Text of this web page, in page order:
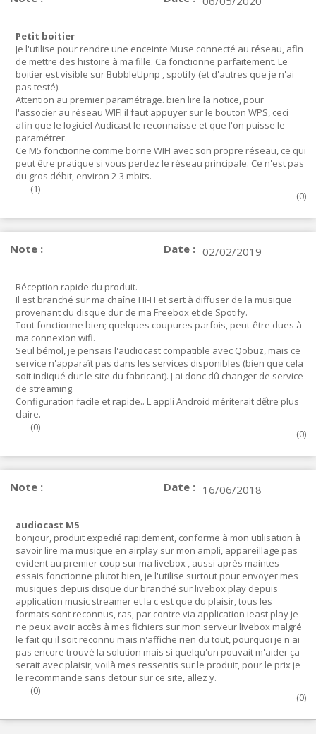
Petit boitier
Je l'utilise pour rendre une enceinte Muse connecté au réseau, afin
de mettre des histoire à ma fille. Ca fonctionne parfaitement. Le
boitier est visible sur BubbleUpnp , spotify (et d'autres que je n'ai
pas testé).
Attention au premier paramétrage. bien lire la notice, pour
l'associer au réseau WIFI il faut appuyer sur le bouton WPS, ceci
afin que le logiciel Audicast le reconnaisse et que l'on puisse le
paramétrer.
Ce M5 fonctionne comme borne WIFI avec son propre réseau, ce qui
peut être pratique si vous perdez le réseau principale. Ce n'est pas
du gros débit, environ 2-3 mbits.
(1)
(0)
Note : Date : 02/02/2019
Réception rapide du produit.
Il est branché sur ma chaîne HI-FI et sert à diffuser de la musique
provenant du disque dur de ma Freebox et de Spotify.
Tout fonctionne bien; quelques coupures parfois, peut-être dues à
ma connexion wifi.
Seul bémol, je pensais l'audiocast compatible avec Qobuz, mais ce
service n'apparaît pas dans les services disponibles (bien que cela
soit indiqué dur le site du fabricant). J'ai donc dû changer de service
de streaming.
Configuration facile et rapide.. L'appli Android mériterait dếtre plus
claire.
(0)
(0)
Note : Date : 16/06/2018
audiocast M5
bonjour, produit expedié rapidement, conforme à mon utilisation à
savoir lire ma musique en airplay sur mon ampli, appareillage pas
evident au premier coup sur ma livebox , aussi après maintes
essais fonctionne plutot bien, je l'utilise surtout pour envoyer mes
musiques depuis disque dur branché sur livebox play depuis
application music streamer et la c'est que du plaisir, tous les
formats sont reconnus, ras, par contre via application ieast play je
ne peux avoir accès à mes fichiers sur mon serveur livebox malgré
le fait qu'il soit reconnu mais n'affiche rien du tout, pourquoi je n'ai
pas encore trouvé la solution mais si quelqu'un pouvait m'aider ça
serait avec plaisir, voilà mes ressentis sur le produit, pour le prix je
le recommande sans detour sur ce site, allez y.
(0)
(0)